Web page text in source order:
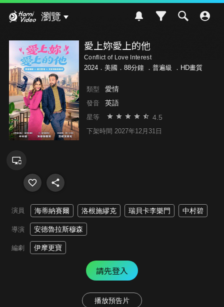
瀏覽
愛上妳愛上的他
Conflict of Love Interest
2024．美國．88分鐘 ． 普遍級 ．HD畫質
類型 愛情
發音 英語
星等 4.5
下架時間 2027年12月31日
演員 海蒂納賽爾 洛根施繆克 瑞貝卡李樂門 中村碧
導演 安德魯拉斯穆森
編劇 伊摩更寶
請先登入
播放預告片